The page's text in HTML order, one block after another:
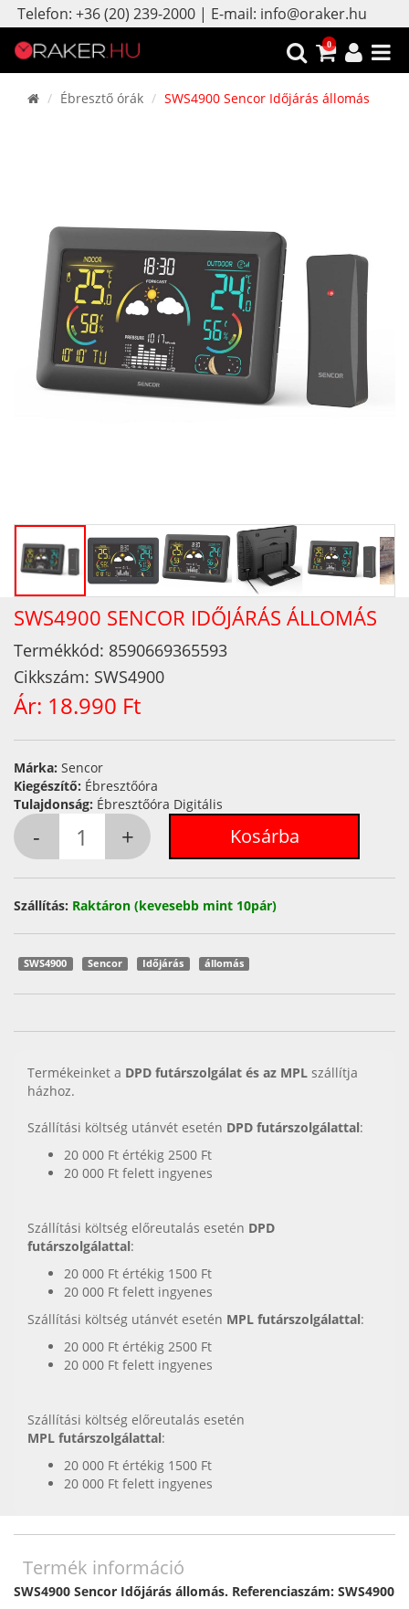
Telefon: +36 (20) 239-2000 | E-mail: info@oraker.hu
0
Ébresztő órák SWS4900 Sencor Időjárás állomás
SWS4900 SENCOR IDŐJÁRÁS ÁLLOMÁS
Termékkód: 8590669365593
Cikkszám: SWS4900
Ár: 18.990 Ft
Márka: Sencor
Kiegészítő: Ébresztőóra
Tulajdonság: Ébresztőóra Digitális
Szállítás: Raktáron (kevesebb mint 10pár)
SWS4900 Sencor Időjárás állomás
Termékeinket a DPD futárszolgálat és az MPL szállítja
házhoz.
Szállítási költség utánvét esetén DPD futárszolgálattal:
20 000 Ft értékig 2500 Ft
20 000 Ft felett ingyenes
Szállítási költség előreutalás esetén DPD
futárszolgálattal:
20 000 Ft értékig 1500 Ft
20 000 Ft felett ingyenes
Szállítási költség utánvét esetén MPL futárszolgálattal:
20 000 Ft értékig 2500 Ft
20 000 Ft felett ingyenes
Szállítási költség előreutalás esetén
MPL futárszolgálattal:
20 000 Ft értékig 1500 Ft
20 000 Ft felett ingyenes
Termék információ
SWS4900 Sencor Időjárás állomás. Referenciaszám: SWS4900